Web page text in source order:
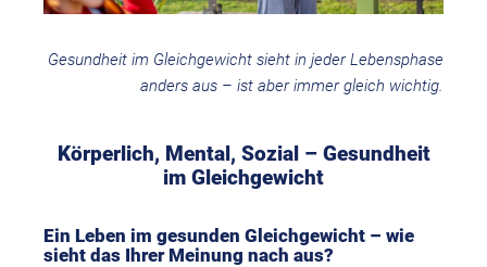
Gesundheit im Gleichgewicht sieht in jeder Lebensphase
anders aus – ist aber immer gleich wichtig.
Körperlich, Mental, Sozial – Gesundheit
im Gleichgewicht
Ein Leben im gesunden Gleichgewicht – wie
sieht das Ihrer Meinung nach aus?